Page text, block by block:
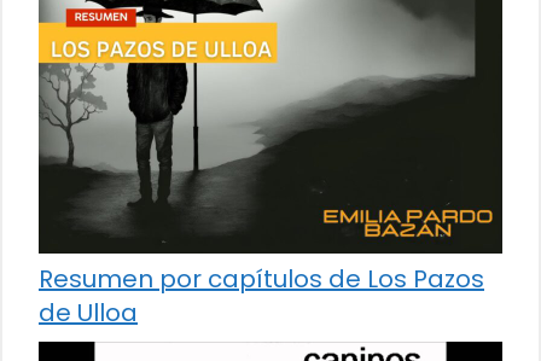
Resumen por capítulos de Los Pazos
de Ulloa